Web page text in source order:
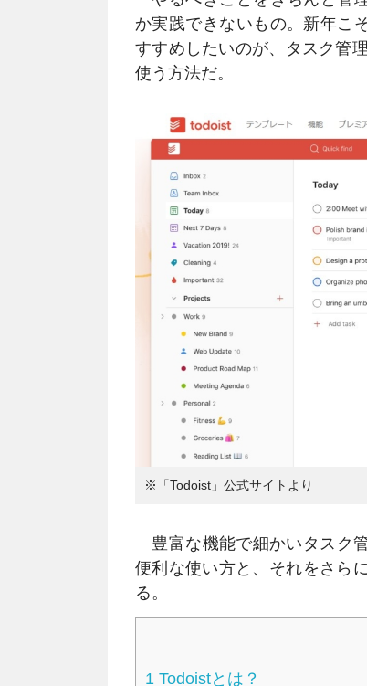
か実践できないもの。新年こ
すすめしたいのが、タスク管
使う方法だ。
※「Todoist」公式サイトより
豊富な機能で細かいタスク
便利な使い方と、それをさら
る。
1 Todoistとは？